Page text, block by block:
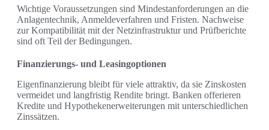
Wichtige Voraussetzungen sind Mindestanforderungen an die
Anlagentechnik, Anmeldeverfahren und Fristen. Nachweise
zur Kompatibilität mit der Netzinfrastruktur und Prüfberichte
sind oft Teil der Bedingungen.
Finanzierungs- und Leasingoptionen
Eigenfinanzierung bleibt für viele attraktiv, da sie Zinskosten
vermeidet und langfristig Rendite bringt. Banken offerieren
Kredite und Hypothekenerweiterungen mit unterschiedlichen
Zinssätzen.